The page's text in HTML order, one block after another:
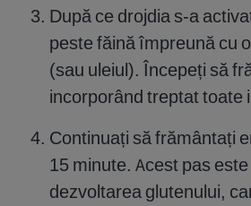
După ce drojdia s-a
peste făină împreună cu
(sau uleiul). Începeți să
incorporând treptat toate
Continuați să frământați
15 minute. Acest pas
dezvoltarea glutenului,